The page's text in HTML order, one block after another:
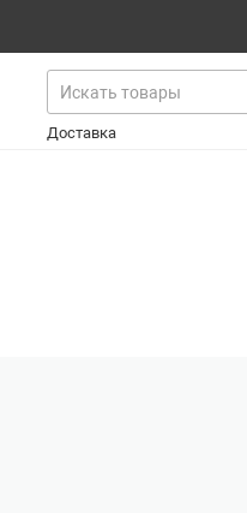
Доставка